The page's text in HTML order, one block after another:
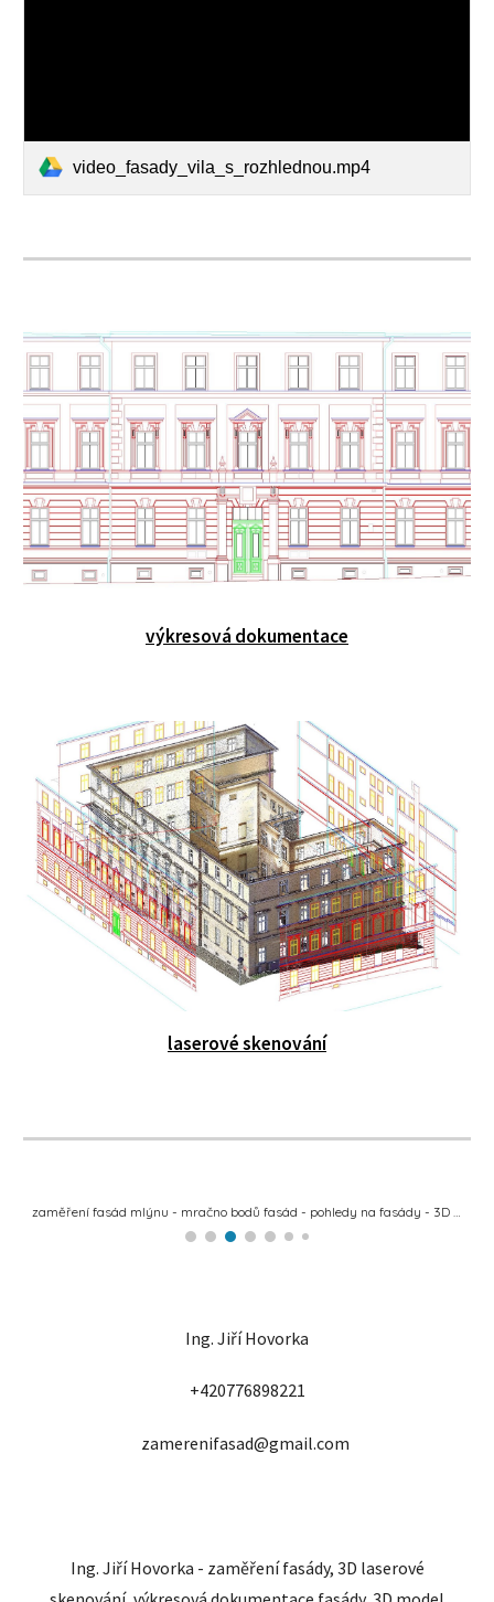
video_fasady_vila_s_rozhlednou.mp4
výkresová dokumentace
laserové skenování
zaměření fasád mlýnu - výkresová dokumentace fasády - pohled na fasády
Ing. Jiří Hovorka
+420776898221
zamerenifasad@gmail.com
Ing. Jiří Hovorka - zaměření fasády, 3D laserové